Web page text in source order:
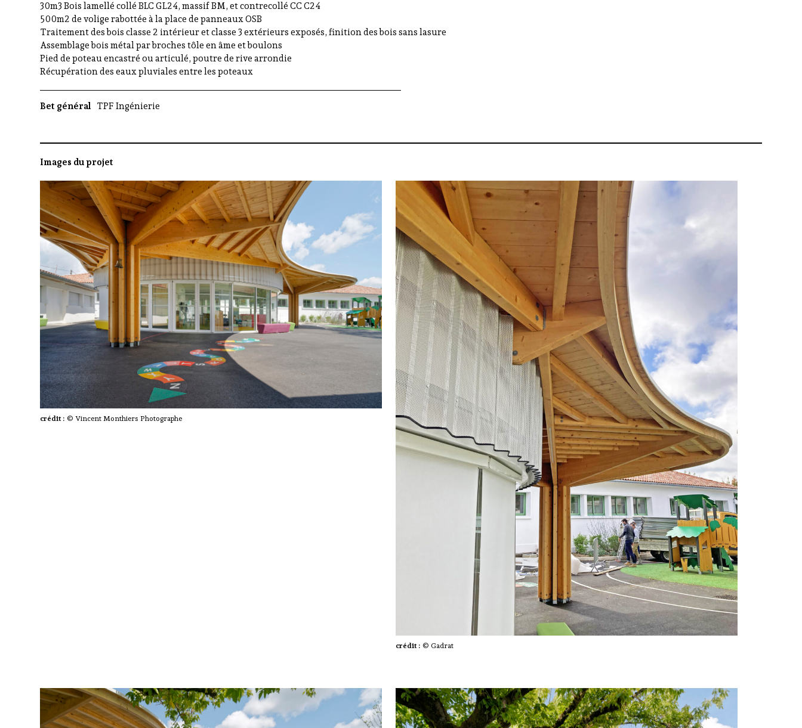
30m3 Bois lamellé collé BLC GL24, massif BM, et contrecollé CC C24
500m2 de volige rabottée à la place de panneaux OSB
Traitement des bois classe 2 intérieur et classe 3 extérieurs exposés, finition des bois sans lasure
Assemblage bois métal par broches tôle en âme et boulons
Pied de poteau encastré ou articulé, poutre de rive arrondie
Récupération des eaux pluviales entre les poteaux
Bet général TPF Ingénierie
Images du projet
crédit : © Vincent Monthiers Photographe
crédit : © Gadrat